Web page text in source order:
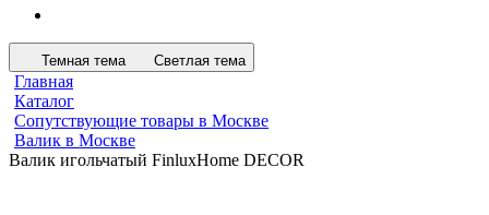
Темная тема Светлая тема
Главная
Каталог
Сопутствующие товары в Москве
Валик в Москве
Валик игольчатый FinluxHome DECOR